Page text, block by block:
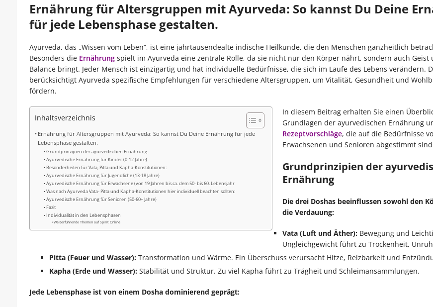
Ernährung für Altersgruppen mit Ayurveda: So kannst Du Deine
für jede Lebensphase gestalten.
Ayurveda, das „Wissen vom Leben“, ist eine jahrtausendealte indische Heilkunde, die den Menschen ganzheitlich
Besonders dieErnährungspielt im Ayurveda eine zentrale Rolle, da sie nicht nur den Körper nährt, sondern auch Geist
Balance bringt. Jeder Mensch ist einzigartig und hat individuelle Bedürfnisse, die sich im Laufe des Lebens verändern.
berücksichtigt Ayurveda spezifische Empfehlungen für verschiedene Altersgruppen, um Vitalität, Gesundheit und
fördern.
Inhaltsverzeichnis
Ernährung für Altersgruppen mit Ayurveda: So kannst Du Deine Ernährung für jede
Lebensphase gestalten.
Grundprinzipien der ayurvedischen Ernährung
Ayurvedische Ernährung für Kinder (0-12 Jahre)
Besonderheiten für Vata, Pitta und Kapha-Konstitutionen:
Ayurvedische Ernährung für Jugendliche (13-18 Jahre)
Ayurvedische Ernährung für Erwachsene (von 19 Jahren bis ca. dem 50- bis 60. Lebensjahr
Was nach Ayurveda Vata- Pitta und Kapha-Konstitutionen hier individuell beachten sollten:
Ayurvedische Ernährung für Senioren (50-60+ Jahre)
Fazit
Individualität in den Lebensphasen
Weiterführende Themen auf Spirit Online
In diesem Beitrag erhalten Sie einen
Grundlagen der ayurvedischen Ernährung
Rezeptvorschläge, die auf die Bedürfnisse
Erwachsenen und Senioren abgestimmt
Grundprinzipien der
Ernährung
Die drei Doshas beeinflussen sowohl den
die Verdauung:
Vata (Luft und Äther):Bewegung und
Ungleichgewicht führt zu Trockenheit,
Pitta (Feuer und Wasser):Transformation und Wärme. Ein Überschuss verursacht Hitze, Reizbarkeit und
Kapha (Erde und Wasser):Stabilität und Struktur. Zu viel Kapha führt zu Trägheit und Schleimansammlungen.
Jede Lebensphase ist von einem Dosha dominierend geprägt: